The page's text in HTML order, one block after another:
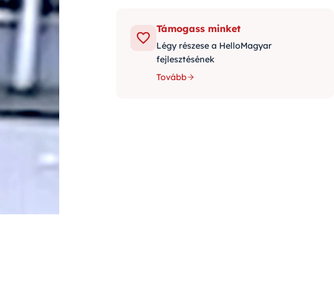
Támogass minket
Légy részese a HelloMagyar
fejlesztésének
Tovább